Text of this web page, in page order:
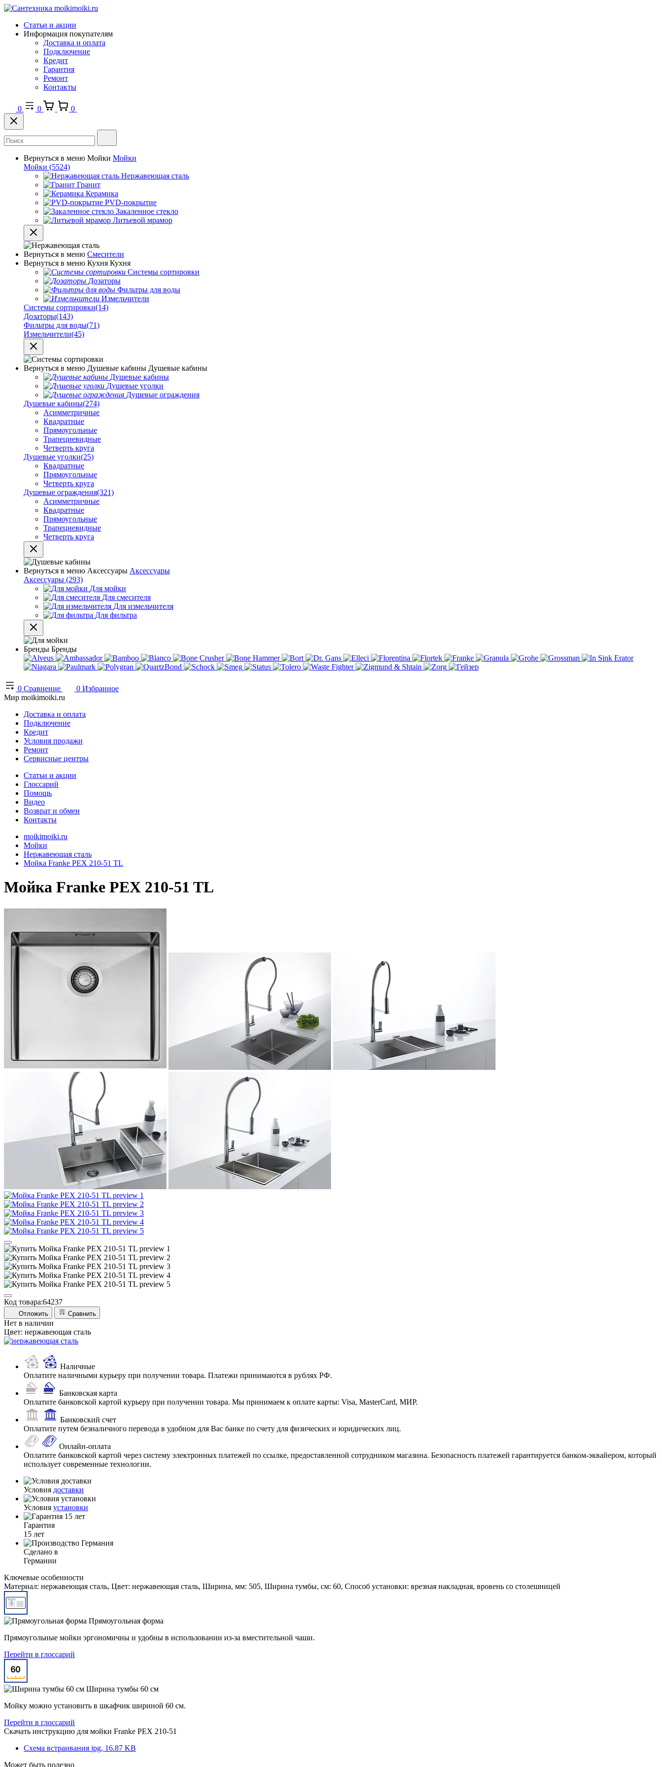
Статьи и акции
Информация покупателям
Доставка и оплата
Подключение
Кредит
Гарантия
Ремонт
Контакты
0 0 0
Вернуться в меню Мойки Мойки
Мойки (5524)
Нержавеющая сталь
Гранит
Керамика
PVD-покрытие
Закаленное стекло
Литьевой мрамор
Вернуться в меню Смесители
Вернуться в меню Кухня Кухня
Системы сортировки
Дозаторы
Фильтры для воды
Измельчители
Системы сортировки(14)
Дозаторы(143)
Фильтры для воды(71)
Измельчители(45)
Вернуться в меню Душевые кабины Душевые кабины
Душевые кабины
Душевые уголки
Душевые ограждения
Душевые кабины(274)
Асимметричные
Квадратные
Прямоугольные
Трапециевидные
Четверть круга
Душевые уголки(25)
Квадратные
Прямоугольные
Четверть круга
Душевые ограждения(321)
Асимметричные
Квадратные
Прямоугольные
Трапециевидные
Четверть круга
Вернуться в меню Аксессуары Аксессуары
Аксессуары (293)
Для мойки
Для смесителя
Для измельчителя
Для фильтра
Бренды Бренды
0 Сравнение 0 Избранное
Мир moikimoiki.ru
Доставка и оплата
Подключение
Кредит
Условия продажи
Ремонт
Сервисные центры
Статьи и акции
Глоссарий
Помощь
Видео
Возврат и обмен
Контакты
moikimoiki.ru
Мойки
Нержавеющая сталь
Мойка Franke PEX 210-51 TL
Мойка Franke PEX 210-51 TL
Код товара:64237
Отложить Сравнить
Нет в наличии
Цвет: нержавеющая сталь
Наличные
Оплатите наличными курьеру при получении товара. Платежи принимаются в рублях РФ.
Банковская карта
Оплатите банковской картой курьеру при получении товара. Мы принимаем к оплате карты: Visa, MasterCard, МИР.
Банковский счет
Оплатите путем безналичного перевода в удобном для Вас банке по счету для физических и юридических лиц.
Онлайн-оплата
Оплатите банковской картой через систему электронных платежей по ссылке, предоставленной сотрудником магазина. Безопасность платежей гарантируется банком-эквайером, который
использует современные технологии.
Условия доставки
Условия установки
Гарантия
15 лет
Сделано в
Германии
Ключевые особенности
Материал: нержавеющая сталь, Цвет: нержавеющая сталь, Ширина, мм: 505, Ширина тумбы, см: 60, Способ установки: врезная накладная, вровень со столешницей
Прямоугольная форма
Прямоугольные мойки эргономичны и удобны в использовании из-за вместительной чаши.
Перейти в глоссарий
Ширина тумбы 60 см
Мойку можно установить в шкафчик шириной 60 см.
Перейти в глоссарий
Скачать инструкцию для мойки Franke PEX 210-51
Схема встраивания jpg, 16.87 KB
Может быть полезно